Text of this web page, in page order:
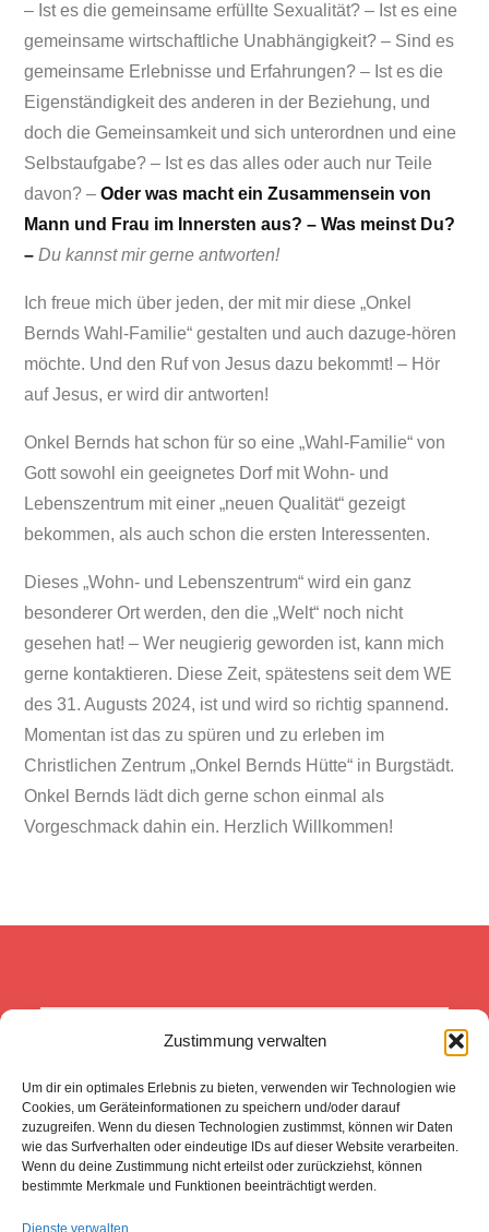
Zustimmung verwalten
Um dir ein optimales Erlebnis zu bieten, verwenden wir Technologien wie
Cookies, um Geräteinformationen zu speichern und/oder darauf
zuzugreifen. Wenn du diesen Technologien zustimmst, können wir Daten
wie das Surfverhalten oder eindeutige IDs auf dieser Website verarbeiten.
Wenn du deine Zustimmung nicht erteilst oder zurückziehst, können
bestimmte Merkmale und Funktionen beeinträchtigt werden.
Dienste verwalten
– Ist es die gemeinsame erfüllte Sexualität? – Ist es eine
gemeinsame wirtschaftliche Unabhängigkeit? – Sind es
gemeinsame Erlebnisse und Erfahrungen? – Ist es die
Eigenständigkeit des anderen in der Beziehung, und
doch die Gemeinsamkeit und sich unterordnen und eine
Selbstaufgabe? – Ist es das alles oder auch nur Teile
davon? –Oder was macht ein Zusammensein von
Mann und Frau im Innersten aus? – Was meinst Du?
– Du kannst mir gerne antworten!
Ich freue mich über jeden, der mit mir diese „Onkel
Bernds Wahl-Familie“ gestalten und auch dazuge-hören
möchte. Und den Ruf von Jesus dazu bekommt! – Hör
auf Jesus, er wird dir antworten!
Onkel Bernds hat schon für so eine „Wahl-Familie“ von
Gott sowohl ein geeignetes Dorf mit Wohn- und
Lebenszentrum mit einer „neuen Qualität“ gezeigt
bekommen, als auch schon die ersten Interessenten.
Dieses „Wohn- und Lebenszentrum“ wird ein ganz
besonderer Ort werden, den die „Welt“ noch nicht
gesehen hat! – Wer neugierig geworden ist, kann mich
gerne kontaktieren. Diese Zeit, spätestens seit dem WE
des 31. Augusts 2024, ist und wird so richtig spannend.
Momentan ist das zu spüren und zu erleben im
Christlichen Zentrum „Onkel Bernds Hütte“ in Burgstädt.
Onkel Bernds lädt dich gerne schon einmal als
Vorgeschmack dahin ein. Herzlich Willkommen!
Was wir heute tun, entscheidet
aussieht. (Boris Pasternak -FNPT)